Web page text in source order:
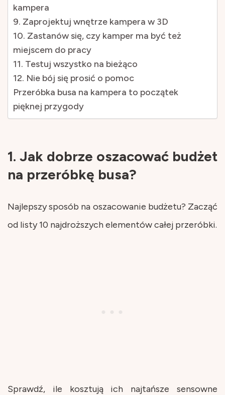
kampera
9. Zaprojektuj wnętrze kampera w 3D
10. Zastanów się, czy kamper ma być też
miejscem do pracy
11. Testuj wszystko na bieżąco
12. Nie bój się prosić o pomoc
Przeróbka busa na kampera to początek
pięknej przygody
1. Jak dobrze oszacować budżet
na przeróbkę busa?
Najlepszy sposób na oszacowanie budżetu? Zacząć
od listy 10 najdroższych elementów całej przeróbki.
Sprawdź, ile kosztują ich najtańsze sensowne